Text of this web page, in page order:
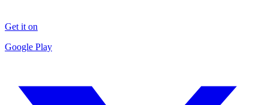
Get it on
Google Play